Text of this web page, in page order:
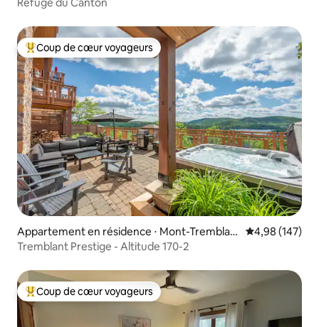
Coups de cœur voyageurs les plus appréciés
Coup de cœur voyageurs
Appartement en résidence ⋅ Mont-Tremblan
t
Évaluation
4,98 (147)
Tremblant Prestige - Altitude 170-2
Coups de cœur voyageurs les plus appréciés
Coup de cœur voyageurs